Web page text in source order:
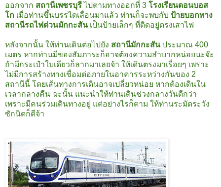
ออกจาก สถานีเพชรบุรีไปตามทางออกที่ 3 โรงเรียนดอนบอส
โก เมื่อท่านขึ้นบรรไดเลื่อนมาแล้ว ท่านก็จะพบกับ ป้ายบอกทาง
สถานีรถไฟด่วนมักกะสัน เป็นป้ายเล็กๆ ที่ติดอยู่ตรงเสาไฟ
หลังจากนั้น ให้ท่านเดินต่อไปยัง สถานีมักกะสัน ประมาณ 400
เมตร หากท่านมีของสัมภาระก็อาจต้องความลำบากหน่อยนะจ๊ะ
ถ้ามีกระเป๋าใบเดียวก็ลากมาเลยจ้า ให้เดินตรงมาเรื่อยๆ เพราะ
ไม่มีการสร้างทางเชื่อมต่อภายในอาคารระหว่างกันของ 2
สถานีนี้ โดยเส้นทางการเดินอาจเปลี่ยวหน่อย หากต้องเดินใน
เวลากลางคืน ฉะนั้น แนะนำให้ท่านเดินช่วงกลางวันดีกว่า
เพราะมีคนร่วมเดินทางอยู่ แต่อย่างไรก็ตาม ให้ท่านระมัดระวัง
ซักนิดก็ดีจ้า